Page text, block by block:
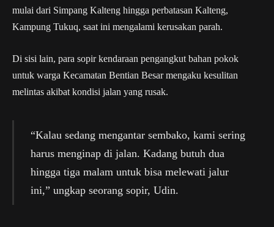
mulai dari Simpang Kalteng hingga perbatasan Kalteng,
Kampung Tukuq, saat ini mengalami kerusakan parah.
Di sisi lain, para sopir kendaraan pengangkut bahan pokok
untuk warga Kecamatan Bentian Besar mengaku kesulitan
melintas akibat kondisi jalan yang rusak.
“Kalau sedang mengantar sembako, kami sering
harus menginap di jalan. Kadang butuh dua
hingga tiga malam untuk bisa melewati jalur
ini,” ungkap seorang sopir, Udin.